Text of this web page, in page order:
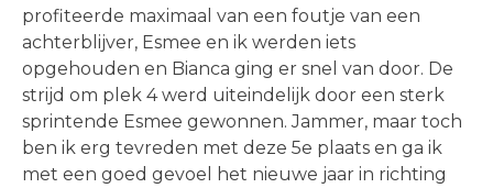
profiteerde maximaal van een foutje van een
achterblijver, Esmee en ik werden iets
opgehouden en Bianca ging er snel van door. De
strijd om plek 4 werd uiteindelijk door een sterk
sprintende Esmee gewonnen. Jammer, maar toch
ben ik erg tevreden met deze 5e plaats en ga ik
met een goed gevoel het nieuwe jaar in richting